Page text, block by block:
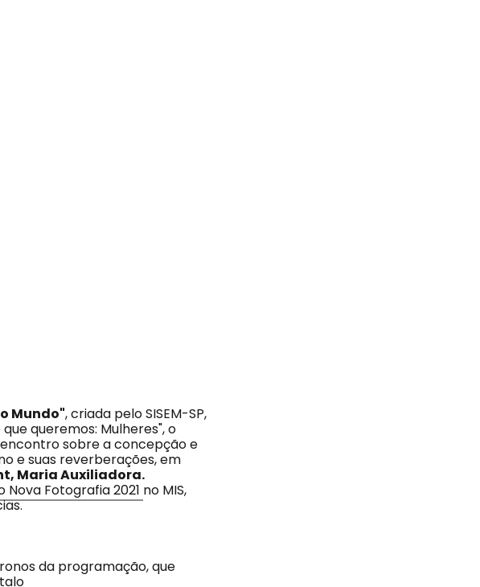
Mundo", criada pelo SISEM-SP,
queremos: Mulheres", o
sobre a concepção e
e suas reverberações, em
Maria Auxiliadora.
Nova Fotografia 2021 no MIS,
da programação, que